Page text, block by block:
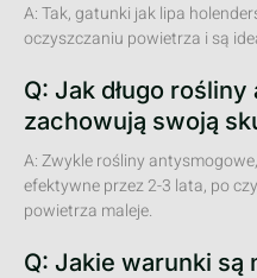
A: Tak, gatunki jak lipa
oczyszczaniu powietrza i są
Q: Jak długo
zachowują swoją
A: Zwykle rośliny
efektywne przez 2-3 lata, po
powietrza maleje.
Q: Jakie warunki są